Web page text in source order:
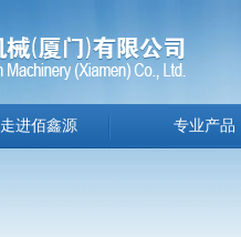
走进佰鑫源 专业产品